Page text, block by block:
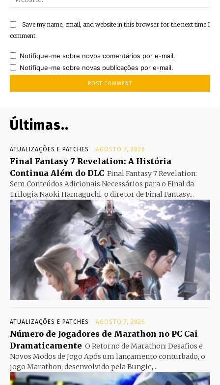
Save my name, email, and website in this browser for the next time I
comment.
Notifique-me sobre novos comentários por e-mail.
Notifique-me sobre novas publicações por e-mail.
Últimas..
ATUALIZAÇÕES E PATCHES AGOSTO 7, 2026
Final Fantasy 7 Revelation: A História
Continua Além do DLC Final Fantasy 7 Revelation:
Sem Conteúdos Adicionais Necessários para o Final da
Trilogia Naoki Hamaguchi, o diretor de Final Fantasy...
ATUALIZAÇÕES E PATCHES AGOSTO 7, 2026
Número de Jogadores de Marathon no PC Cai
Dramaticamente O Retorno de Marathon: Desafios e
Novos Modos de Jogo Após um lançamento conturbado, o
jogo Marathon, desenvolvido pela Bungie,...